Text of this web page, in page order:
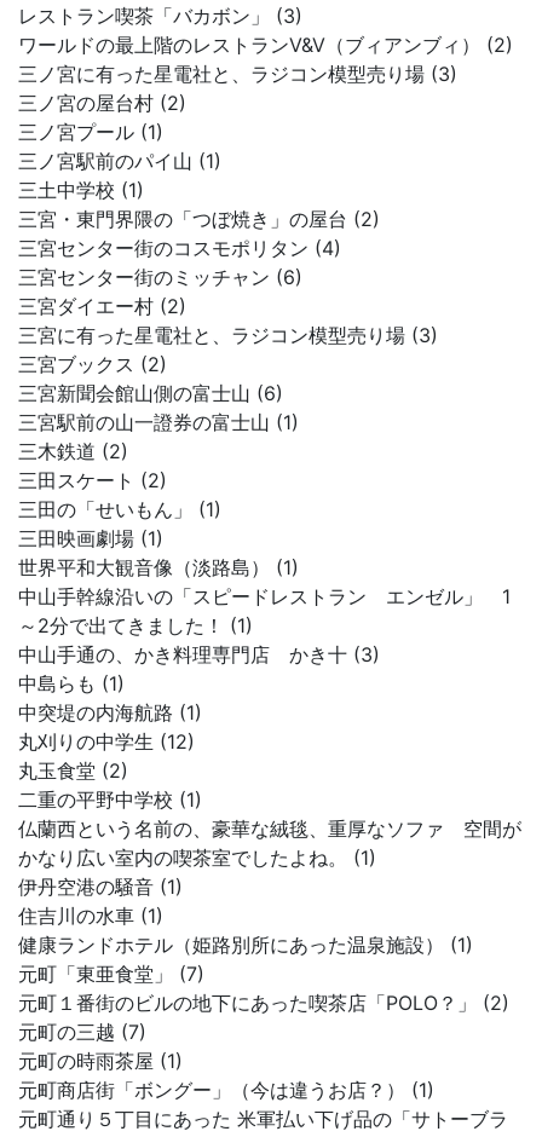
レストラン喫茶「バカボン」 (3)
ワールドの最上階のレストランV&V（ブィアンブィ） (2)
三ノ宮に有った星電社と、ラジコン模型売り場 (3)
三ノ宮の屋台村 (2)
三ノ宮プール (1)
三ノ宮駅前のパイ山 (1)
三土中学校 (1)
三宮・東門界隈の「つぼ焼き」の屋台 (2)
三宮センター街のコスモポリタン (4)
三宮センター街のミッチャン (6)
三宮ダイエー村 (2)
三宮に有った星電社と、ラジコン模型売り場 (3)
三宮ブックス (2)
三宮新聞会館山側の富士山 (6)
三宮駅前の山一證券の富士山 (1)
三木鉄道 (2)
三田スケート (2)
三田の「せいもん」 (1)
三田映画劇場 (1)
世界平和大観音像（淡路島） (1)
中山手幹線沿いの「スピードレストラン エンゼル」 1
～2分で出てきました！ (1)
中山手通の、かき料理専門店 かき十 (3)
中島らも (1)
中突堤の内海航路 (1)
丸刈りの中学生 (12)
丸玉食堂 (2)
二重の平野中学校 (1)
仏蘭西という名前の、豪華な絨毯、重厚なソファ 空間が
かなり広い室内の喫茶室でしたよね。 (1)
伊丹空港の騒音 (1)
住吉川の水車 (1)
健康ランドホテル（姫路別所にあった温泉施設） (1)
元町「東亜食堂」 (7)
元町１番街のビルの地下にあった喫茶店「POLO？」 (2)
元町の三越 (7)
元町の時雨茶屋 (1)
元町商店街「ボングー」（今は違うお店？） (1)
元町通り５丁目にあった 米軍払い下げ品の「サトーブラ